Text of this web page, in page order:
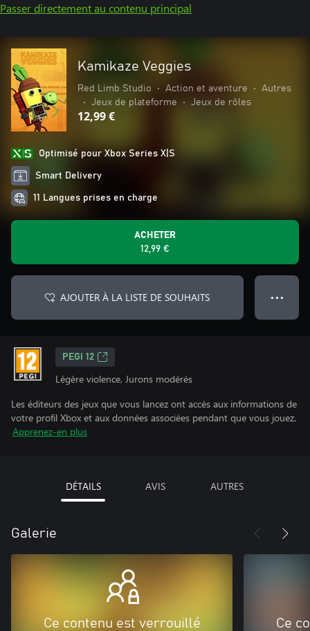
Passer directement au contenu principal
Kamikaze Veggies
Red Limb Studio • Action et aventure •
Autres
•
Jeux de plateforme • Jeux de rôles
12,99 €
Optimisé pour Xbox Series X|S
Smart Delivery
11 Langues prises en charge
ACHETER
12,99 €
AJOUTER À LA LISTE DE SOUHAITS ● ● ●
PEGI 12
Légère violence, Jurons modérés
Les éditeurs des jeux que vous lancez ont accès aux informations de
votre profil Xbox et aux données associées pendant que vous jouez.
Apprenez-en plus
DÉTAILS AVIS AUTRES
Galerie
Ce contenu est verrouillé Ce